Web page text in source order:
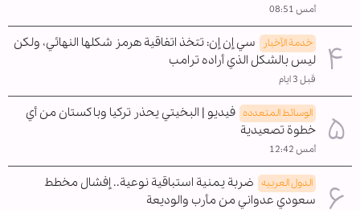
أمس 08:51
خدمة الأخبار
سي إن إن: تتخذ اتفاقية هرمز شكلها النهائي، ولكن
ليس بالشكل الذي أراده ترامب
قبل 3 ايام
الوسائط المتعدده فيديو | البخيتي يحذر تركيا وباكستان من أي
خطوة تصعيدية
أمس 12:42
الدول العربیه ضربة يمنية استباقية نوعية.. إفشال مخطط
سعودي عدواني من مأرب والوديعة